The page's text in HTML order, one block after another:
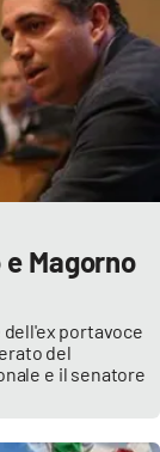
Magorno
portavoce
del
e il senatore